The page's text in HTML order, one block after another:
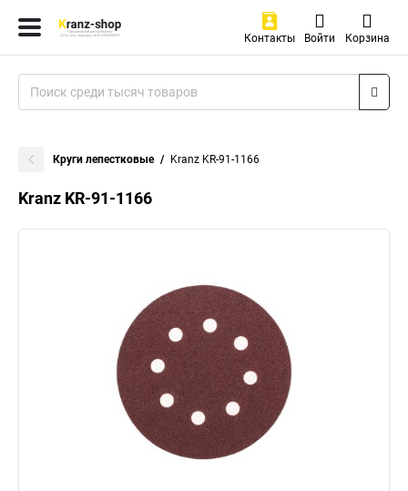
Контакты Войти Корзина
Круги лепестковые Kranz KR-91-1166
Kranz KR-91-1166